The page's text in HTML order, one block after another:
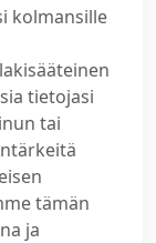
kolmansille
tietojasi
tai
tämän
ja